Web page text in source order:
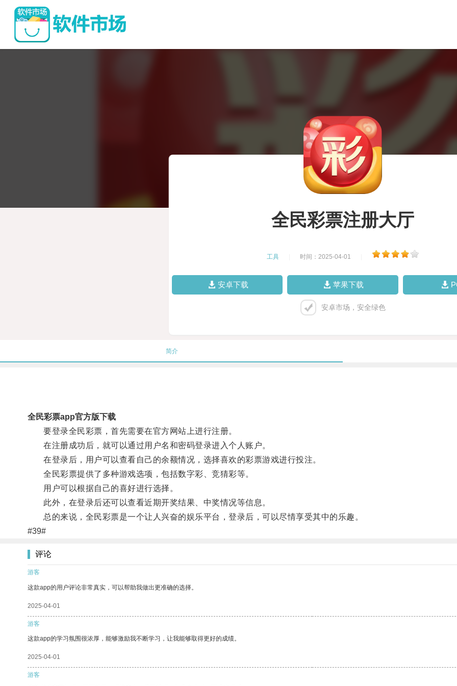
全民彩票注册大厅
工具 时间：2025-04-01
安卓下载 苹果下载
安卓市场，安全绿色
简介
全民彩票app官方版下载
要登录全民彩票，首先需要在官方网站上进行注册。
在注册成功后，就可以通过用户名和密码登录进入个人账户。
在登录后，用户可以查看自己的余额情况，选择喜欢的彩票游戏进行投注。
全民彩票提供了多种游戏选项，包括数字彩、竞猜彩等。
用户可以根据自己的喜好进行选择。
此外，在登录后还可以查看近期开奖结果、中奖情况等信息。
总的来说，全民彩票是一个让人兴奋的娱乐平台，登录后，可以尽情享受其中的乐趣。
#39#
评论
游客
这款app的用户评论非常真实，可以帮助我做出更准确的选择。
2025-04-01
游客
这款app的学习氛围很浓厚，能够激励我不断学习，让我能够取得更好的成绩。
2025-04-01
游客